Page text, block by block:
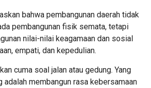
bahwa pembangunan daerah tidak
pembangunan fisik semata, tetapi
nilai-nilai keagamaan dan sosial
empati, dan kepedulian.
cuma soal jalan atau gedung. Yang
adalah membangun rasa kebersamaan